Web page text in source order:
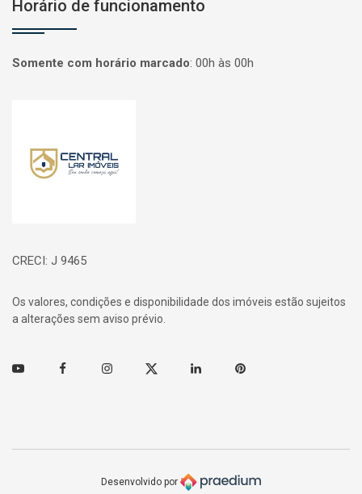
Horário de funcionamento
Somente com horário marcado: 00h às 00h
CRECI: J 9465
Os valores, condições e disponibilidade dos imóveis estão sujeitos
a alterações sem aviso prévio.
Youtube FacebookInstagramTwitter Linkedin Pinterest
Desenvolvido por